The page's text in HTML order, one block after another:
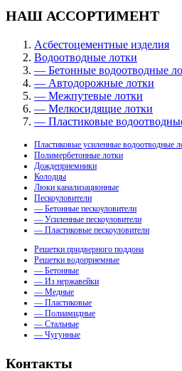
НАШ АССОРТИМЕНТ
Асбестоцементные изделия
Водоотводные лотки
— Бетонные водоотводные
— Автодорожные лотки
— Межпутевые лотки
— Мелкосидящие лотки
— Пластиковые
Пластиковые усиленные водоотводные
Полимербетонные лотки
Дождеприемники
Колодцы
Люки канализационные
Пескоуловители
— Бетонные пескоуловители
— Усиленные пескоуловители
— Пластиковые пескоуловители
Решетки придверного поддона
Решетки водоприемные
— Бетонные
— Из нержавейки
— Медные
— Пластиковые
— Полиамидные
— Стальные
— Чугунные
Контакты